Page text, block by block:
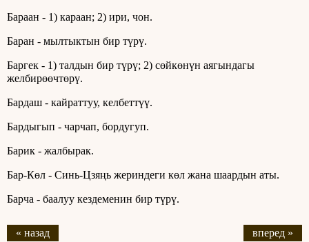
Бараан - 1) караан; 2) ири, чон.
Баран - мылтыктын бир түрү.
Баргек - 1) талдын бир түрү; 2) сөйкөнүн аягындагы
желбирөөчтөрү.
Бардаш - кайраттуу, келбеттүү.
Бардыгып - чарчап, бордугуп.
Барик - жалбырак.
Бар-Көл - Синь-Цзяңь жериндеги көл жана шаардын аты.
Барча - баалуу кездеменин бир түрү.
« назад вперед »